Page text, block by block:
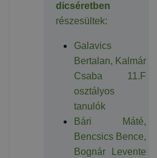
dicséretben
részesültek:
Galavics
Bertalan, Kalmár
Csaba 11.F
osztályos
tanulók
Bári Máté,
Bencsics Bence,
Bognár Levente